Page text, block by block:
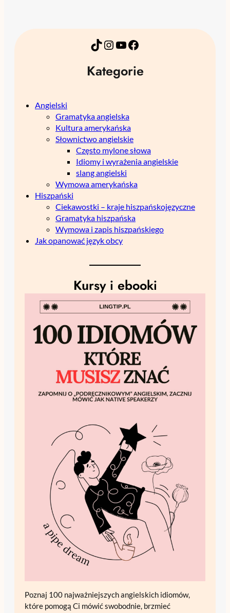
TikTok Instagram YouTube Facebook
Kategorie
Angielski
Gramatyka angielska
Kultura amerykańska
Słownictwo angielskie
Często mylone słowa
Idiomy i wyrażenia angielskie
slang angielski
Wymowa amerykańska
Hiszpański
Ciekawostki – kraje hiszpańskojęzyczne
Gramatyka hiszpańska
Wymowa i zapis hiszpańskiego
Jak opanować język obcy
Kursy i ebooki
Poznaj 100 najważniejszych angielskich idiomów,
które pomogą Ci mówić swobodnie, brzmieć